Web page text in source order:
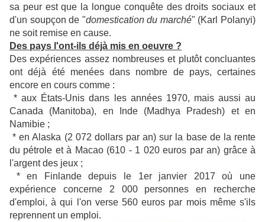
sa peur est que la longue conquête des droits sociaux et
d'un soupçon de "domestication du marché" (Karl Polanyi)
ne soit remise en cause.
Des pays l'ont-ils déjà mis en oeuvre ?
Des expériences assez nombreuses et plutôt concluantes
ont déjà été menées dans nombre de pays, certaines
encore en cours comme :
* aux États-Unis dans les années 1970, mais aussi au
Canada (Manitoba), en Inde (Madhya Pradesh) et en
Namibie ;
* en Alaska (2 072 dollars par an) sur la base de la rente
du pétrole et à Macao (610 - 1 020 euros par an) grâce à
l'argent des jeux ;
* en Finlande depuis le 1er janvier 2017 où une
expérience concerne 2 000 personnes en recherche
d'emploi, à qui l'on verse 560 euros par mois même s'ils
reprennent un emploi.